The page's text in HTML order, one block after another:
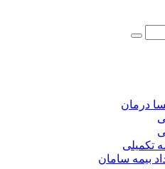
درمان
تکمیلی
بیمه سامان